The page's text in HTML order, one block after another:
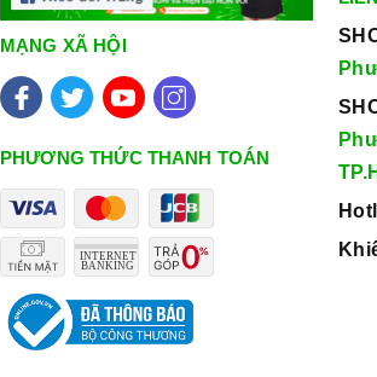
MẠNG XÃ HỘI
PHƯƠNG THỨC THANH TOÁN